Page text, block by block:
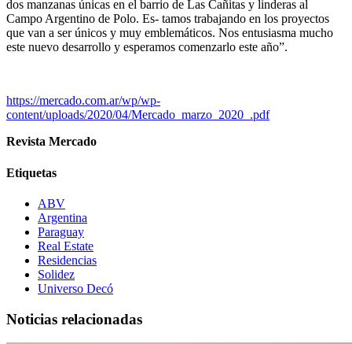
dos manzanas únicas en el barrio de Las Cañitas y linderas al
Campo Argentino de Polo. Es- tamos trabajando en los proyectos
que van a ser únicos y muy emblemáticos. Nos entusiasma mucho
este nuevo desarrollo y esperamos comenzarlo este año”.
https://mercado.com.ar/wp/wp-
content/uploads/2020/04/Mercado_marzo_2020_.pdf
Revista Mercado
Etiquetas
ABV
Argentina
Paraguay
Real Estate
Residencias
Solidez
Universo Decó
Noticias relacionadas